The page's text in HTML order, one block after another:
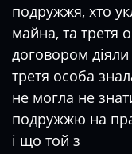
подружжя, хто
майна, та третя
договором
третя особа
не могла не
подружжю на
і що той з